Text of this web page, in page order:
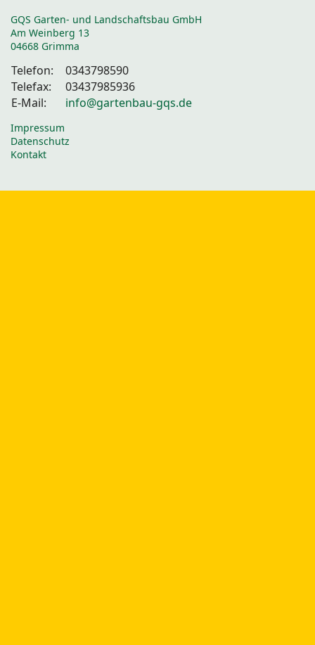
GQS Garten- und Landschaftsbau GmbH
Am Weinberg 13
04668 Grimma
Telefon:
0343798590
Telefax:
03437985936
E-Mail:
info@gartenbau-gqs.de
Impressum
Datenschutz
Kontakt